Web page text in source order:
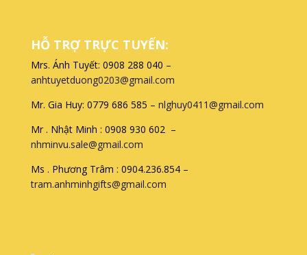
HỖ TRỢ TRỰC TUYẾN:
Mrs. Ánh Tuyết: 0908 288 040 –
anhtuyetduong0203@gmail.com
Mr. Gia Huy: 0779 686 585 – nlghuy0411@gmail.com
Mr . Nhật Minh : 0908 930 602 –
nhminvu.sale@gmail.com
Ms . Phương Trâm : 0904.236.854 –
tram.anhminhgifts@gmail.com